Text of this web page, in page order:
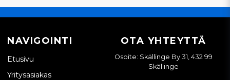
NAVIGOINTI
Etusivu
Yritysasiakas
OTA YHTEYTTÄ
Osoite: Skällinge By 31, 432 99
Skällinge